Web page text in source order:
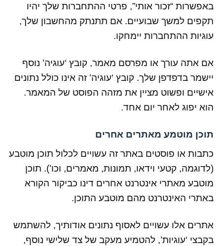
באפשרות “זכור אותי”, פרטי ההתחברות שלך יהיו
תקפים למשך שבועיים. אם תתנתק מהחשבון שלך,
עוגיות ההתחברות יימחקו.
אם אתה עורך או מפרסם מאמר, קובץ ‘עוגיה’ נוסף
יישמר בדפדפן שלך. קובץ ‘עוגיה’ זה אינו כולל נתונים
אישיים ופשוט מציין את מזהה הפוסט של המאמר.
הוא יפוג לאחר יום אחד.
תוכן מוטמע מאתרים אחרים
כתבות או פוסטים באתר זה עשויים לכלול תוכן מוטבע
(לדוגמה, קטעי וידאו, תמונות, מאמרים, וכו’). תוכן
מוטבע מאתרי אינטרנט אחרים דינו כביקור הקורא
באתרי האינטרנט מהם מוטבע התוכן.
אתרים אלו עשויים לאסוף נתונים אודותיך, להשתמש
בקבצי ‘עוגיות’, להטמיע מעקב של צד שלישי נוסף,